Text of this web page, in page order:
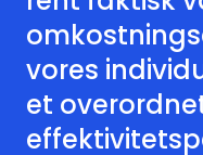
vores
et